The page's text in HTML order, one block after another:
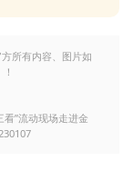
所有内容、图片如
”流动现场走进金